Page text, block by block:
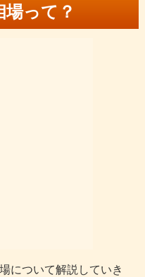
って？
について解説していき